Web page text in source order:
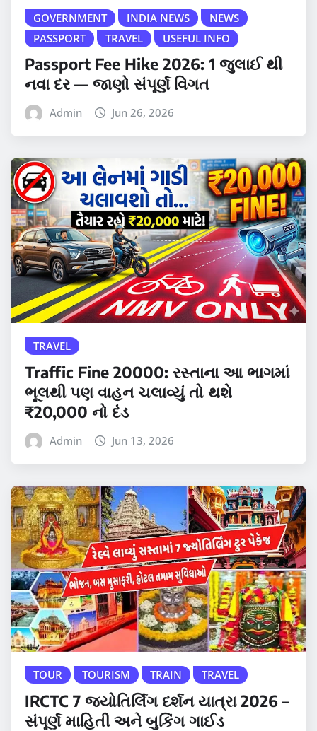
GOVERNMENT INDIA NEWS
NEWS
PASSPORT
TRAVEL USEFUL INFO
Passport Fee Hike 2026: 1 જુલાઈ થી
નવા દર — જાણો સંપૂર્ણ વિગત
Admin Jun 26, 2026
TRAVEL
Traffic Fine 20000: રસ્તાના આ ભાગમાં
ભૂલથી પણ વાહન ચલાવ્યું તો થશે
₹20,000 નો દંડ
Admin Jun 13, 2026
TOUR TOURISM TRAIN TRAVEL
IRCTC 7 જ્યોતિર્લિંગ દર્શન યાત્રા 2026 –
સંપૂર્ણ માહિતી અને બુકિંગ ગાઈડ